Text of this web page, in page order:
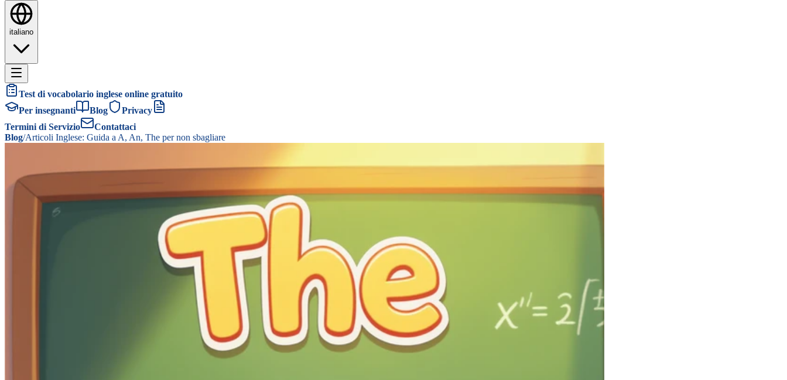
italiano
Test di vocabolario inglese online gratuito
Per insegnanti
Blog
Privacy
Termini di Servizio
Contattaci
Blog/Articoli Inglese: Guida a A, An, The per non sbagliare